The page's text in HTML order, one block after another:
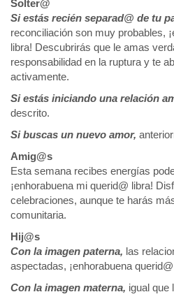
Solter@
Si estás recién separad@ de tu
reconciliación son muy probables,
libra! Descubrirás que le amas
responsabilidad en la ruptura y te
activamente.
Si estás iniciando una relación
descrito.
Si buscas un nuevo amor,
Amig@s
Esta semana recibes energías
¡enhorabuena mi querid@ libra!
celebraciones, aunque te harás
comunitaria.
Hij@s
Con la imagen paterna, las
aspectadas, ¡enhorabuena
Con la imagen materna, igual que